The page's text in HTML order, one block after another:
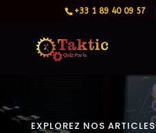
+33 1 89 40 09 57
EXPLOREZ NOS ARTICLES